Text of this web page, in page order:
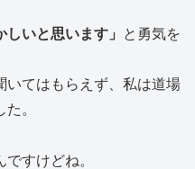
しいと思います」
と勇気を
いてはもらえず、私は道場
。
すけどね。